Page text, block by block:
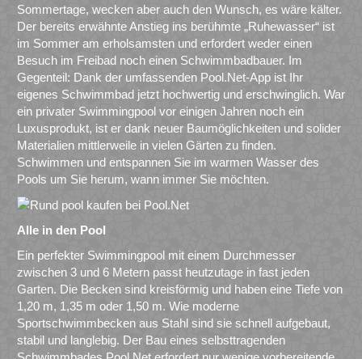
Sommertage, wecken aber auch den Wunsch, es wäre kälter.
Der bereits erwähnte Anstieg ins berühmte „Ruhewasser“ ist
im Sommer am erholsamsten und erfordert weder einen
Besuch im Freibad noch einen Schwimmbadbauer. Im
Gegenteil: Dank der umfassenden Pool.Net-App ist Ihr
eigenes Schwimmbad jetzt hochwertig und erschwinglich. War
ein privater Swimmingpool vor einigen Jahren noch ein
Luxusprodukt, ist er dank neuer Baumöglichkeiten und solider
Materialien mittlerweile in vielen Gärten zu finden.
Schwimmen und entspannen Sie im warmen Wasser des
Pools um Sie herum, wann immer Sie möchten.
Alle in den Pool
Ein perfekter Swimmingpool mit einem Durchmesser
zwischen 3 und 6 Metern passt heutzutage in fast jeden
Garten. Die Becken sind kreisförmig und haben eine Tiefe von
1,20 m, 1,35 m oder 1,50 m. Wie moderne
Sportschwimmbecken aus Stahl sind sie schnell aufgebaut,
stabil und langlebig. Der Bau eines selbsttragenden